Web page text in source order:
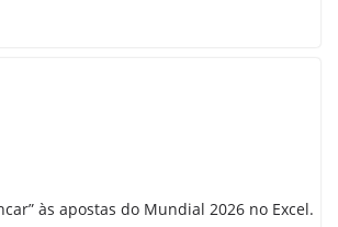
às apostas do Mundial 2026 no Excel.